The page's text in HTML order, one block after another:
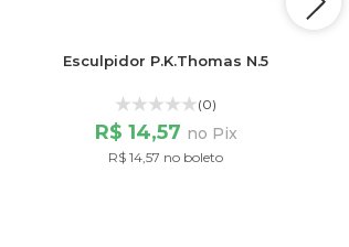
Esculpidor P.K.Thomas N.5
(0)
R$ 14,57 no Pix
R$ 14,57 no boleto